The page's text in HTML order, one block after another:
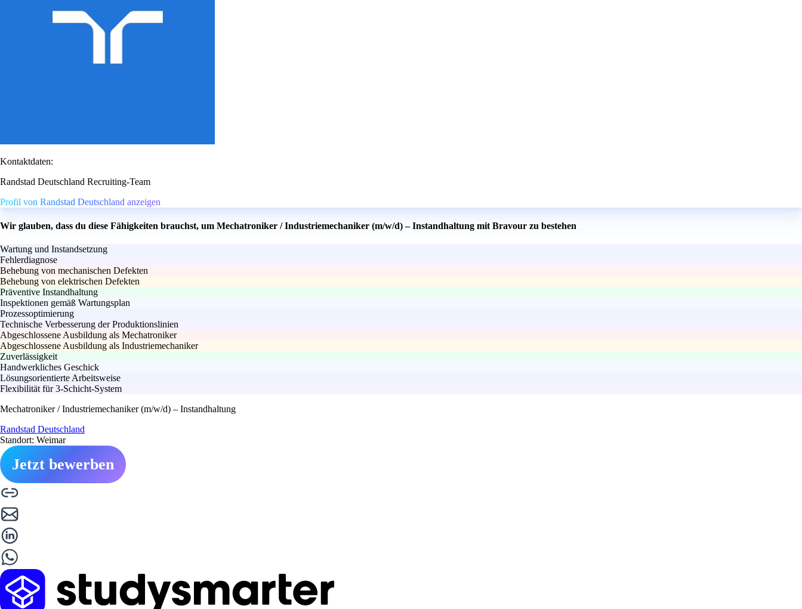
Kontaktdaten:
Randstad Deutschland Recruiting-Team
Profil von Randstad Deutschland anzeigen
Wir glauben, dass du diese Fähigkeiten brauchst, um Mechatroniker / Industriemechaniker (m/w/d) – Instandhaltung mit Bravour zu bestehen
Wartung und Instandsetzung
Fehlerdiagnose
Behebung von mechanischen Defekten
Behebung von elektrischen Defekten
Präventive Instandhaltung
Inspektionen gemäß Wartungsplan
Prozessoptimierung
Technische Verbesserung der Produktionslinien
Abgeschlossene Ausbildung als Mechatroniker
Abgeschlossene Ausbildung als Industriemechaniker
Zuverlässigkeit
Handwerkliches Geschick
Lösungsorientierte Arbeitsweise
Flexibilität für 3-Schicht-System
Mechatroniker / Industriemechaniker (m/w/d) – Instandhaltung
Randstad Deutschland
Standort: Weimar
Jetzt bewerben